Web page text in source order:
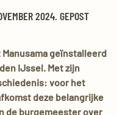
2024. GEPOST
geïnstalleerd
IJssel. Met zijn
voor het
deze belangrijke
de burgemeester over